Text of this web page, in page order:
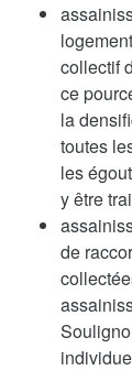
collectif
ce
la
toutes
les
y être
de